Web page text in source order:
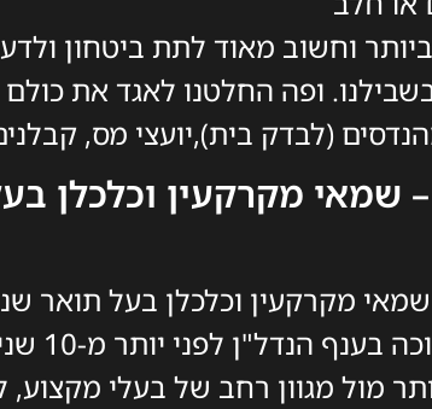
וחשוב מאוד לתת ביטחון
ופה החלטנו לאגד את
(לבדק בית),יועצי מס,
– שמאי מקרקעין וכלכלן
שמאי מקרקעין וכלכלן בעל תואר
החל
מול מגוון רחב של בעלי